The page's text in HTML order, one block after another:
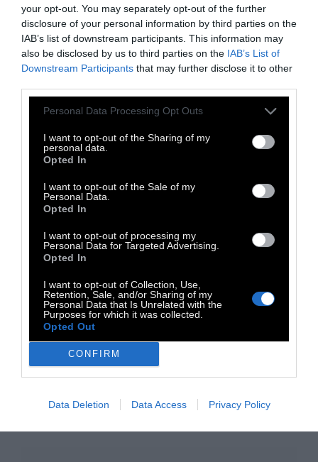
your opt-out. You may separately opt-out of the further
disclosure of your personal information by third parties on the
IAB’s list of downstream participants. This information may
also be disclosed by us to third parties on the IAB’s List of
Downstream Participants that may further disclose it to other
Personal Data Processing Opt Outs
I want to opt-out of the Sharing of my
personal data.
Opted In
I want to opt-out of the Sale of my
Personal Data.
Opted In
I want to opt-out of processing my
Personal Data for Targeted Advertising.
Opted In
I want to opt-out of Collection, Use,
Retention, Sale, and/or Sharing of my
Personal Data that Is Unrelated with the
Purposes for which it was collected.
Opted Out
CONFIRM
Data Deletion Data Access Privacy Policy